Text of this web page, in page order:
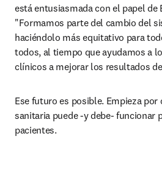
está entusiasmada con el papel de
"Formamos parte del cambio del
haciéndolo más equitativo para
todos, al tiempo que ayudamos a
clínicos a mejorar los resultados
Ese futuro es posible. Empieza por
sanitaria puede -y debe- funcionar
pacientes.